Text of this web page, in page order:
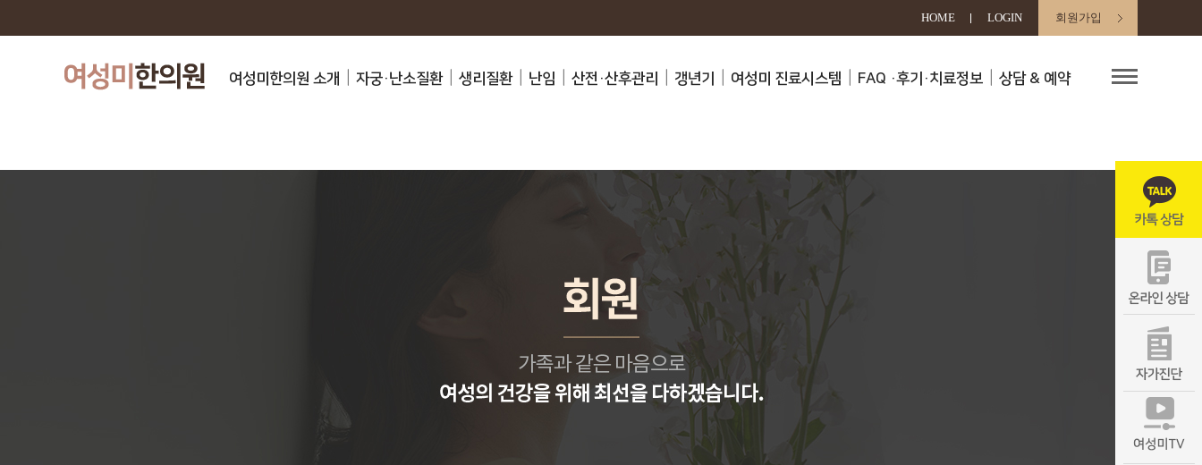
HOME LOGIN 회원가입
여성미한의원 소개 자궁·난소질환 생리질환 난임 산전·산후관리 갱년기 여성미 진료시스템 FAQ ·후기·치료정보 상담 & 예약